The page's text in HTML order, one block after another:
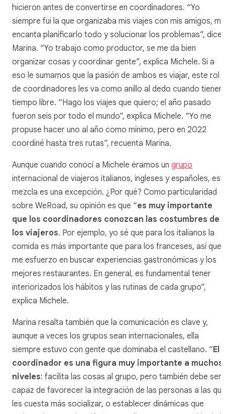
hicieron antes de convertirse en coordinadores. “Yo
siempre fui la que organizaba mis viajes con mis amigos, me
encanta planificarlo todo y solucionar los problemas”, dice
Marina. “Yo trabajo como productor, se me da bien
organizar cosas y coordinar gente”, explica Michele. Si a
eso le sumamos que la pasión de ambos es viajar, este rol
de coordinadores les va como anillo al dedo cuando tienen
tiempo libre. “Hago los viajes que quiero; el año pasado
fueron seis por todo el mundo”, explica Michele. “Yo me
propuse hacer uno al año como mínimo, pero en 2022
coordiné hasta tres rutas”, recuenta Marina.
Aunque cuando conocí a Michele éramos un grupo
internacional de viajeros italianos, ingleses y españoles,
mezcla es una excepción. ¿Por qué? Como particularidad
sobre WeRoad, su opinión es que “es muy importante
que los coordinadores conozcan las costumbres de
los viajeros. Por ejemplo, yo sé que para los italianos la
comida es más importante que para los franceses, así que
me esfuerzo en buscar experiencias gastronómicas y los
mejores restaurantes. En general, es fundamental tener
interiorizados los hábitos y las rutinas de cada grupo”,
explica Michele.
Marina resalta también que la comunicación es clave y,
aunque a veces los grupos sean internacionales, ella
siempre estuvo con gente que dominaba el castellano. “El
coordinador es una figura muy importante a muchos
niveles: facilita las cosas al grupo, pero también debe ser
capaz de favorecer la integración de las personas a las
les cuesta más socializar, o establecer dinámicas que